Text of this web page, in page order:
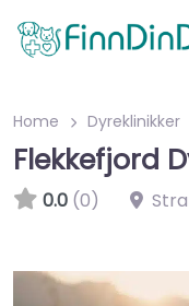
Home Dyreklinikker
Flekkefjord
0.0 (0)